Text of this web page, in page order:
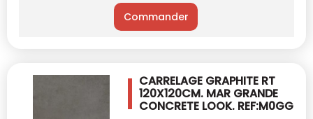
Commander
CARRELAGE GRAPHITE RT
120X120CM. MAR GRANDE
CONCRETE LOOK. REF:M0GG